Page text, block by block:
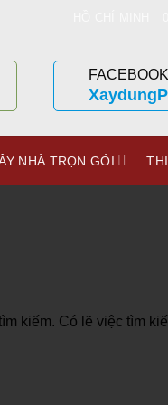
FACEBOOK
NHÀ TRỌN GÓI
kiếm. Có lẽ việc tìm